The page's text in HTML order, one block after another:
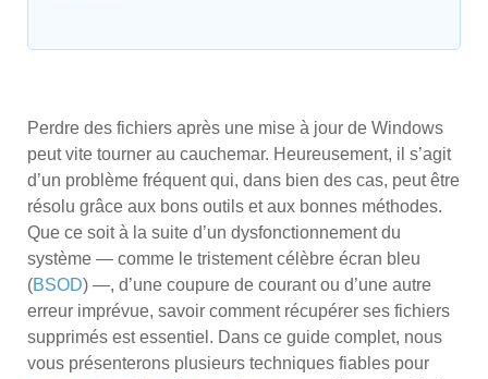
Perdre des fichiers après une mise à jour de Windows
peut vite tourner au cauchemar. Heureusement, il s’agit
d’un problème fréquent qui, dans bien des cas, peut être
résolu grâce aux bons outils et aux bonnes méthodes.
Que ce soit à la suite d’un dysfonctionnement du
système — comme le tristement célèbre écran bleu
(BSOD) —, d’une coupure de courant ou d’une autre
erreur imprévue, savoir comment récupérer ses fichiers
supprimés est essentiel. Dans ce guide complet, nous
vous présenterons plusieurs techniques fiables pour